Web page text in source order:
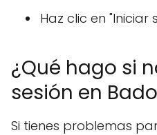
Haz clic en "Iniciar
¿Qué hago si
sesión en
Si tienes problemas